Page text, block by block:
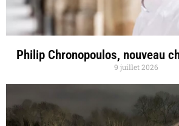
Philip Chronopoulos, nouveau
9 juillet 2026